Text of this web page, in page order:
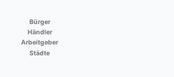
Bürger
Händler
Arbeitgeber
Städte